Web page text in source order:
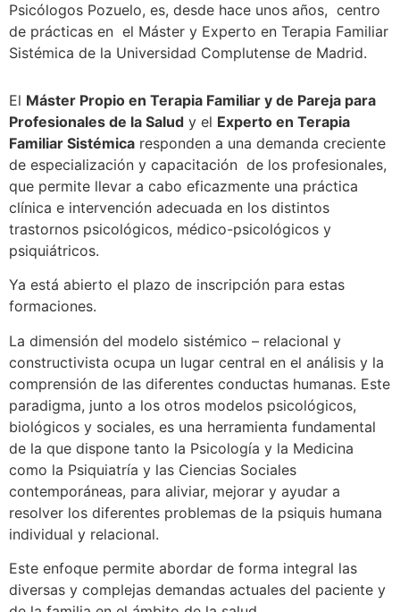
Psicólogos Pozuelo, es, desde hace unos años, centro
de prácticas en el Máster y Experto en Terapia Familiar
Sistémica de la Universidad Complutense de Madrid.
El Máster Propio en Terapia Familiar y de Pareja para
Profesionales de la Salud y el Experto en Terapia
Familiar Sistémica responden a una demanda creciente
de especialización y capacitación de los profesionales,
que permite llevar a cabo eficazmente una práctica
clínica e intervención adecuada en los distintos
trastornos psicológicos, médico-psicológicos y
psiquiátricos.
Ya está abierto el plazo de inscripción para estas
formaciones.
La dimensión del modelo sistémico – relacional y
constructivista ocupa un lugar central en el análisis y la
comprensión de las diferentes conductas humanas. Este
paradigma, junto a los otros modelos psicológicos,
biológicos y sociales, es una herramienta fundamental
de la que dispone tanto la Psicología y la Medicina
como la Psiquiatría y las Ciencias Sociales
contemporáneas, para aliviar, mejorar y ayudar a
resolver los diferentes problemas de la psiquis humana
individual y relacional.
Este enfoque permite abordar de forma integral las
diversas y complejas demandas actuales del paciente y